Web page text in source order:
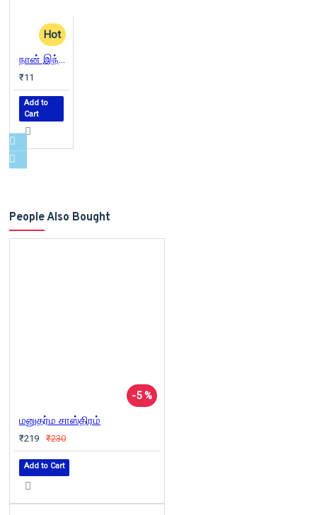
Hot
நான் இந்துவல்ல நீங்கள்...?
₹11
Add to
Cart
People Also Bought
-5 %
மனுதர்ம சாஸ்திரம்
₹219 ₹230
Add to Cart